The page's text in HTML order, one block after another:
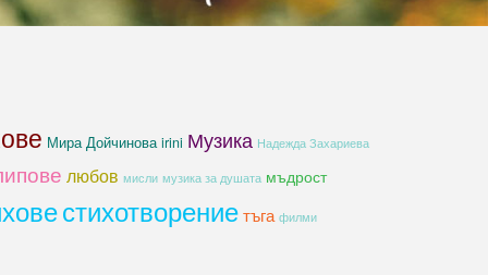
Мира Дойчинова irini Музика Надежда Захариева
любов мисли музика за душата мъдрост
стихотворениетъга филми